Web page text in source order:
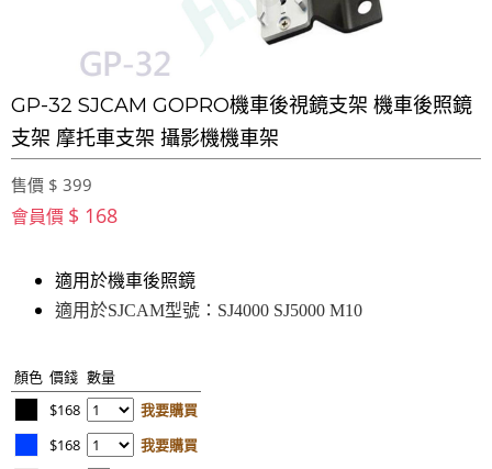
GP-32 SJCAM GOPRO機車後視鏡支架 機車後照鏡
支架 摩托車支架 攝影機機車架
售價 $ 399
會員價 $ 168
適用於機車後照鏡
適用於SJCAM型號：SJ4000 SJ5000 M10
顏色 價錢 數量
$168
我要購買
$168
我要購買